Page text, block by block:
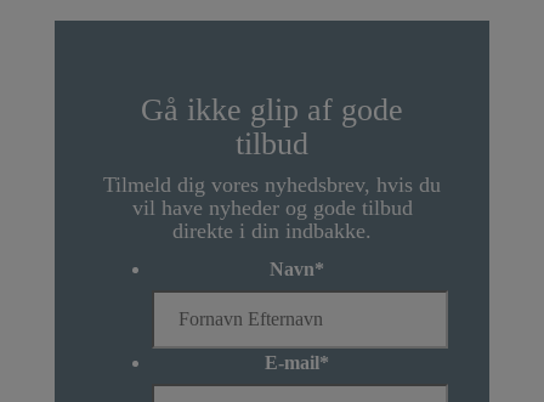
Gå ikke glip af gode
tilbud
Tilmeld dig vores nyhedsbrev, hvis du
vil have nyheder og gode tilbud
direkte i din indbakke.
Navn*
E-mail*